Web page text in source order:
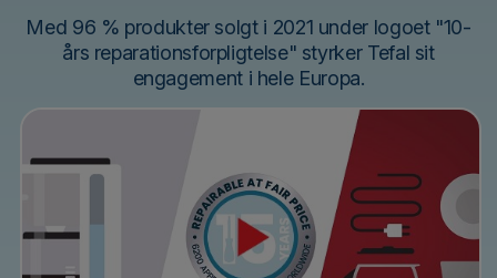
Med 96 % produkter solgt i 2021 under logoet "10-
års reparationsforpligtelse" styrker Tefal sit
engagement i hele Europa.